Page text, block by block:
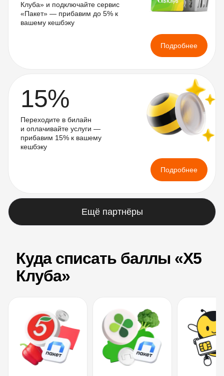
Клуба» и подключайте сервис
«Пакет» — прибавим до 5% к
вашему кешбэку
Подробнее
15%
Переходите в билайн
и оплачивайте услуги —
прибавим 15% к вашему
кешбэку
Подробнее
Ещё партнёры
Куда списать баллы «Х5
Клуба»